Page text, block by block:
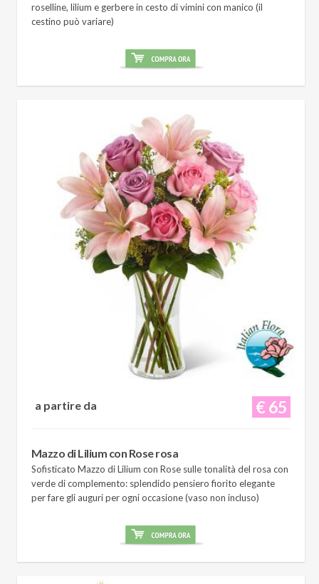
roselline, lilium e gerbere in cesto di vimini con manico (il
cestino può variare)
€ 65
a partire da
Mazzo di Lilium con Rose rosa
Sofisticato Mazzo di Lilium con Rose sulle tonalità del rosa con
verde di complemento: splendido pensiero fiorito elegante
per fare gli auguri per ogni occasione (vaso non incluso)